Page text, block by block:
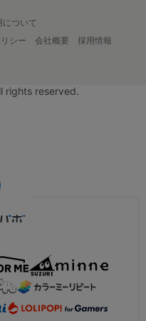
ついて
シー 会社概要
採用情報
rights reserved.